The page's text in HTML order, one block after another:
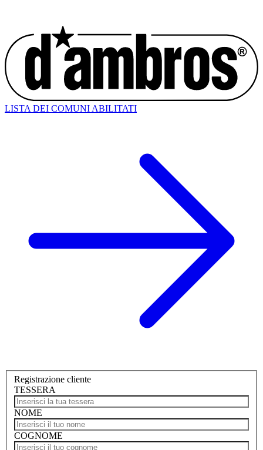
LISTA DEI COMUNI ABILITATI
Registrazione cliente
TESSERA
NOME
COGNOME